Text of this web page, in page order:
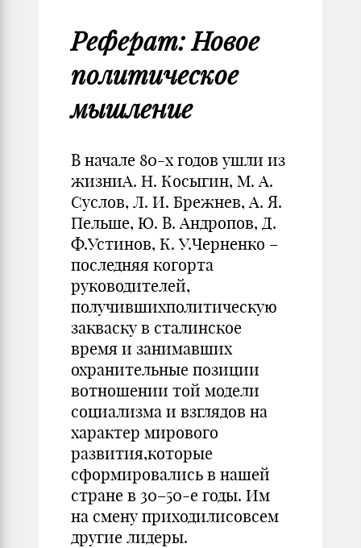
Реферат: Новое
политическое
мышление
В начале 80-х годов ушли из
жизниА. Н. Косыгин, М. А.
Суслов, Л. И. Брежнев, А. Я.
Пельше, Ю. В. Андропов, Д.
Ф.Устинов, К. У.Черненко –
последняя когорта
руководителей,
получившихполитическую
закваску в сталинское
время и занимавших
охранительные позиции
вотношении той модели
социализма и взглядов на
характер мирового
развития,которые
сформировались в нашей
стране в 30–50-е годы. Им
на смену приходилисовсем
другие лидеры.